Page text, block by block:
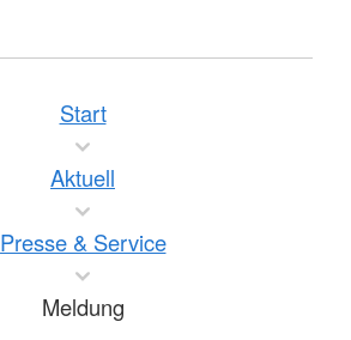
Start
Aktuell
Presse & Service
Meldung